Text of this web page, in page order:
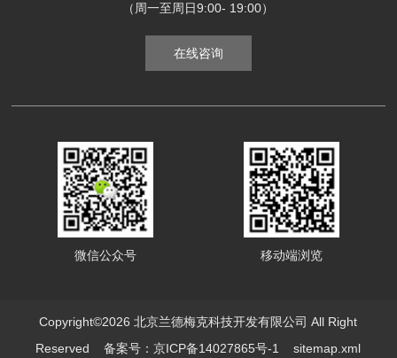
（周一至周日9:00- 19:00）
在线咨询
微信公众号 移动端浏览
Copyright©2026 北京兰德梅克科技开发有限公司 All Right
Reserved备案号：京ICP备14027865号-1 sitemap.xml